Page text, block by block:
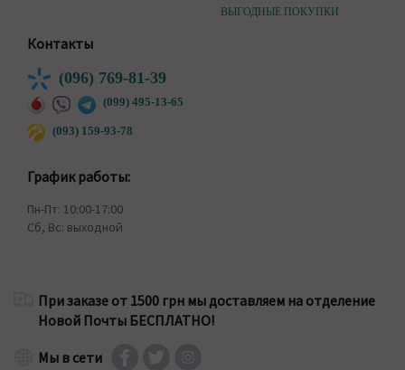
ВЫГОДНЫЕ ПОКУПКИ
Контакты
(096) 769-81-39
(099) 495-13-65
(093) 159-93-78
График работы:
Пн-Пт: 10:00-17:00
Сб, Вс: выходной
При заказе от 1500 грн мы доставляем на отделение
Новой Почты БЕСПЛАТНО!
Мы в сети